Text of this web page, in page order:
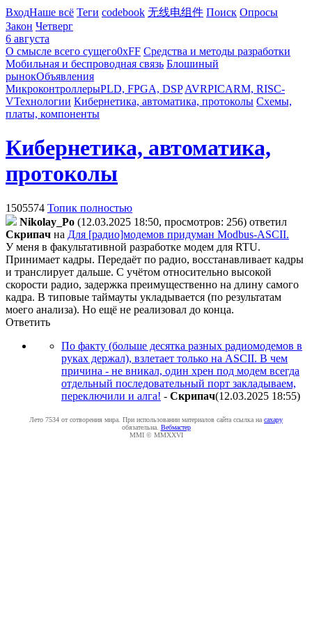
ВходНаше всё Теги codebook 无线电组件 Поиск Опросы
Закон Четверг
6 августа
О смысле всего сущего0xFF Средства и методы разработки
Мобильная и беспроводная связь Блошиный
рынокОбъявления
МикроконтроллерыPLD, FPGA, DSP AVRPICARM, RISC-
VТехнологии Кибернетика, автоматика, протоколы Схемы,
платы, компоненты
Кибернетика, автоматика,
протоколы
1505574 Топик полностью
Nikolay_Po (12.03.2025 18:50, просмотров: 256) ответил
Cкpипaч на Для [радио]модемов придуман Modbus-ASCII.
У меня в факультативной разработке модем для RTU.
Принимает кадры. Передаёт по радио, восстанавливает кадры
и транслирует дальше. С учётом относительно высокой
скорости радио, задержка преимущественно на длину самого
кадра. В типовые таймауты укладывается (по результатам
моего анализа). Но ещё не реализовал до конца.
Ответить
По факту (больше десятка разных радиомодемов в
руках держал), взлетает только на ASCII. В чем
причина - не вникал, один хрен под модем всегда
отдельный последовательный порт закладываем,
переключили и алга! - Cкpипaч(12.03.2025 18:55)
Лето 7534 от сотворения мира. При использовании материалов сайта ссылка на caxapу
обязательна. Вебмастер
MMI © MMXXVI